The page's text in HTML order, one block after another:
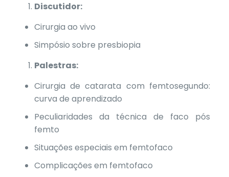
Discutidor:
Cirurgia ao vivo
Simpósio sobre presbiopia
Palestras:
Cirurgia de catarata com femtosegundo:
curva de aprendizado
Peculiaridades da técnica de faco pós
femto
Situações especiais em femtofaco
Complicações em femtofaco